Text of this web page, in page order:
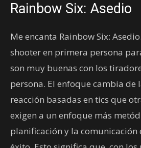
Rainbow Six: Asedio
Me encanta Rainbow Six:
shooter en primera persona
son muy buenas con los
persona. El enfoque cambia de
reacción basadas en tics que
exigen a un enfoque más
planificación y la comunicación